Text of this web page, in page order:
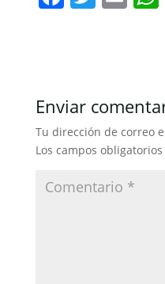
b
o
o
Enviar
Tu dirección de correo
Los campos